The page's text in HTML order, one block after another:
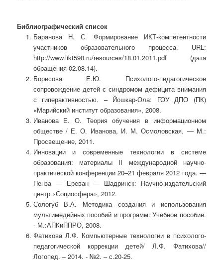
Библиографический список
Баранова Н. С. Формирование ИКТ-компетентности
участников образовательного процесса. URL:
http://www.likt590.ru/resources/18.01.2011.pdf (дата
обращения 02.08.14).
Борисова Е.Ю. Психолого-педагогическое
сопровождение детей с синдромом дефицита внимания
с гиперактивностью. – Йошкар-Ола: ГОУ ДПО (ПК)
«Марийский институт образования», 2008.
Иванова Е. О. Теория обучения в информационном
обществе / Е. О. Иванова, И. М. Осмоловская. — М.:
Просвещение, 2011.
Инновации и современные технологии в системе
образования: материалы II международной научно-
практической конференции 20–21 февраля 2012 года. —
Пенза — Ереван — Шадринск: Научно-издательский
центр «Социосфера», 2012.
Сологуб В.А. Методика создания и использования
мультимедийных пособий и программ: Учебное пособие.
- М.:АПКиППРО, 2008.
Фатихова Л.Ф. Компьютерные технологии в психолого-
педагогической коррекции детей/ Л.Ф. Фатихова//
Логопед. – 2014. - №2. – с.20-25.